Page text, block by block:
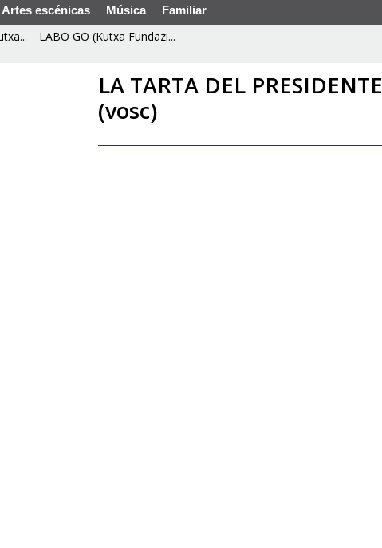
Artes escénicas Música Familiar
LABO GO (Kutxa Fundazi...
LA TARTA DEL PRESIDENTE
(vosc)